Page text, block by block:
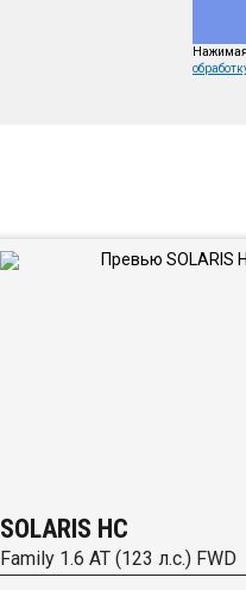
Нажимая
SOLARIS HC
Family 1.6 AT (123 л.с.) FWD